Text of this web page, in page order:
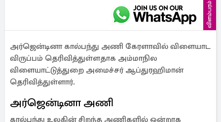
விளம்பரம்
அர்ஜென்டினா கால்பந்து அணி கேரளாவில் விளையாட
விருப்பம் தெரிவித்துள்ளதாக அம்மாநில
விளையாட்டுத்துறை அமைச்சர் ஆப்துரஹிமான்
தெரிவித்துள்ளார்.
அர்ஜென்டினா அணி
கால்பந்து உலகின் சிறந்த அணிகளில் ஒன்றாக